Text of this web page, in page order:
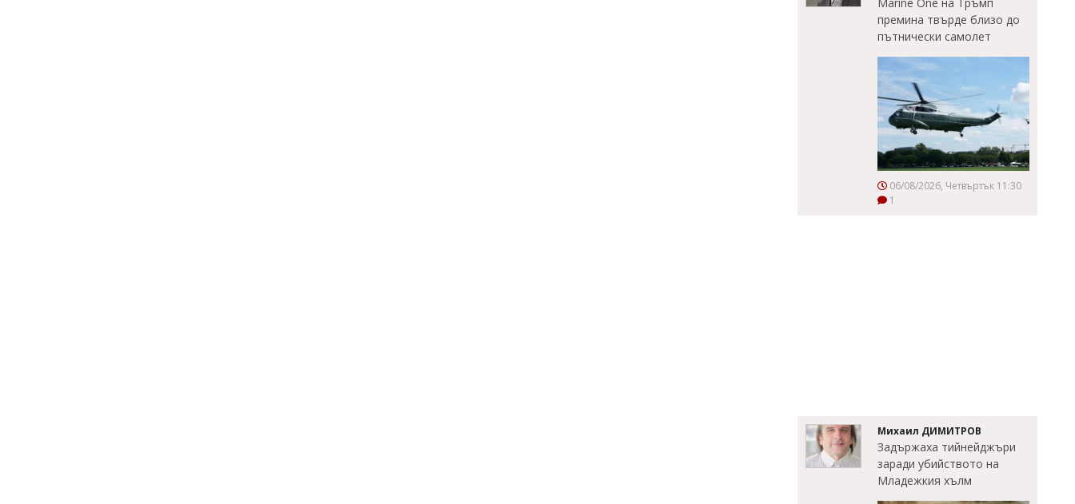
Marine One на Тръмп
премина твърде близо до
пътнически самолет
06/08/2026, Четвъртък 11:30
1
Михаил ДИМИТРОВ
Задържаха тийнейджъри
заради убийството на
Младежкия хълм